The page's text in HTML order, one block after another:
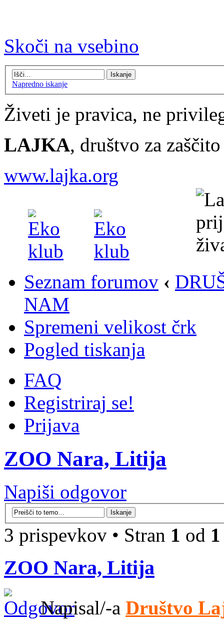
Skoči na vsebino
Napredno iskanje
Živeti je pravica, ne
LAJKA, društvo za
www.lajka.org
Seznam forumov ‹
NAM
Spremeni velikost črk
Pogled tiskanja
FAQ
Registriraj se!
Prijava
ZOO Nara, Litija
Napiši odgovor
3 prispevkov • Stran 1 od 1
ZOO Nara, Litija
Napisal/-a Društvo